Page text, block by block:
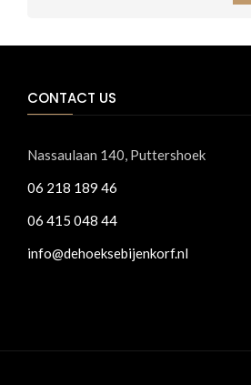
CONTACT US
Nassaulaan 140, Puttershoek
06 218 189 46
06 415 048 44
info@dehoeksebijenkorf.nl